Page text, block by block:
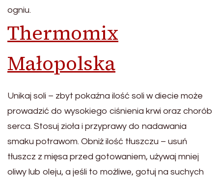
ogniu.
Thermomix
Małopolska
Unikaj soli – zbyt pokaźna ilość soli w diecie może
prowadzić do wysokiego ciśnienia krwi oraz chorób
serca. Stosuj zioła i przyprawy do nadawania
smaku potrawom. Obniż ilość tłuszczu – usuń
tłuszcz z mięsa przed gotowaniem, używaj mniej
oliwy lub oleju, a jeśli to możliwe, gotuj na suchych